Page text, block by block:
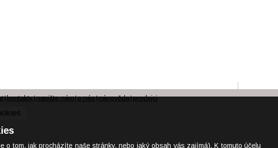
|kontakty|napište nám|o nás|nápověda|prodejci
o tom, jak procházíte naše stránky, nebo jaký obsah vás zajímá). K tomuto účelu